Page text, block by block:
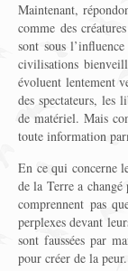
Maintenant,
comme des
sont sous
civilisations
évoluent lentement
des spectateurs, les
de matériel. Mais
toute information
En ce qui concerne
de la Terre a changé
comprennent pas
perplexes devant
sont faussées par
pour créer de la peur.